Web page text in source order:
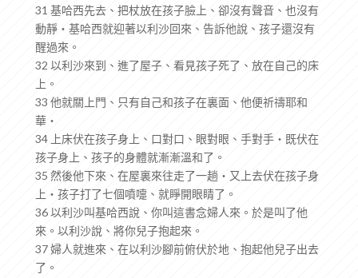
31 基哈西先去、把杖放在孩子臉上、卻沒有聲音、也沒有
動靜‧基哈西就迎著以利沙回來、告訴他說、孩子還沒有
醒過來。
32 以利沙來到、進了屋子、看見孩子死了、放在自己的床
上。
33 他就關上門、只有自己和孩子在裏面、他便祈禱耶和
華‧
34 上床伏在孩子身上、口對口、眼對眼、手對手‧既伏在
孩子身上、孩子的身體就漸漸溫和了。
35 然後他下來、在屋裏來往走了一趟‧又上去伏在孩子身
上‧孩子打了七個噴嚏、就睜開眼睛了。
36 以利沙叫基哈西說、你叫這書念婦人來。於是叫了他
來。以利沙說、將你兒子抱起來。
37 婦人就進來、在以利沙腳前俯伏於地、抱起他兒子出去
了。